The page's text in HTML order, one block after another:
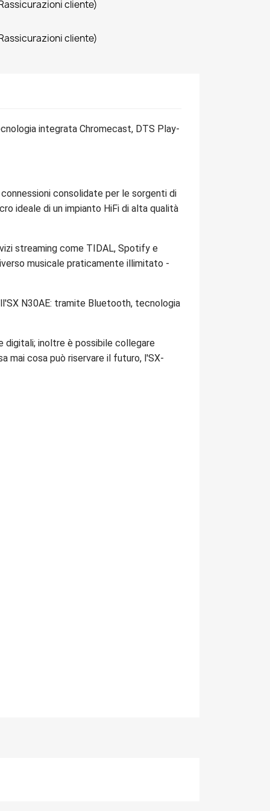
cliente)
cliente)
integrata Chromecast, DTS Play-
consolidate per le sorgenti di
ideale di un impianto HiFi di alta qualità
streaming come TIDAL, Spotify e
musicale praticamente illimitato -
N30AE: tramite Bluetooth, tecnologia
digitali; inoltre è possibile collegare
mai cosa può riservare il futuro, l'SX-